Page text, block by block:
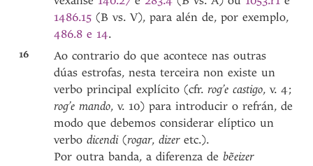
1486.15 (B vs. V), para alén de, por exemplo,
486.8 e 14.
16
Ao contrario do que acontece nas outras
dúas estrofas, nesta terceira non existe un
verbo principal explícito (cfr.rog’e castigo, v. 4;
rog’e mando, v. 10) para introducir o refrán, de
modo que debemos considerar elíptico un
verbodicendi(rogar,dizeretc.).
Por outra banda, a diferenza debe͂eizer